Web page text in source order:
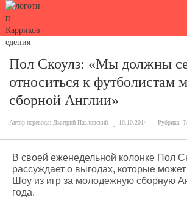
Пол Скоулз: «Мы должны
относиться к футболистам
сборной Англии»
Автор перевода: Дмитрий Павловский 10.10.2014 Рубрика:
В своей еженедельной колонке Пол
рассуждает о выгодах, которые
Шоу из игр за молодежную сборную
года.